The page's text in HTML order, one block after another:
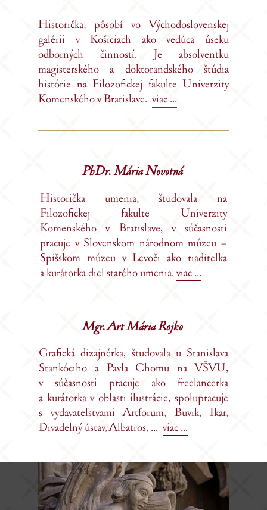
Historička, pôsobí vo Východoslovenskej
galérii v Košiciach ako vedúca úseku
odborných činností. Je absolventku
magisterského a doktorandského štúdia
histórie na Filozofickej fakulte Univerzity
Komenského v Bratislave. viac ...
PhDr. Mária Novotná
Historička umenia, študovala na
Filozofickej fakulte Univerzity
Komenského v Bratislave, v súčasnosti
pracuje v Slovenskom národnom múzeu –
Spišskom múzeu v Levoči ako riaditeľka
a kurátorka diel starého umenia. viac ...
Mgr. Art Mária Rojko
Grafická dizajnérka, študovala u Stanislava
Stankóciho a Pavla Chomu na VŠVU,
v súčasnosti pracuje ako freelancerka
a kurátorka v oblasti ilustrácie, spolupracuje
s vydavateľstvami Artforum, Buvik, Ikar,
Divadelný ústav, Albatros, ... viac ...